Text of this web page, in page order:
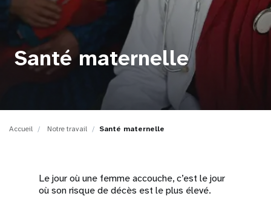
i Santé maternelle
Accueil Notre travail Santé maternelle
Le jour où une femme accouche, c’est le jour
où son risque de décès est le plus élevé.